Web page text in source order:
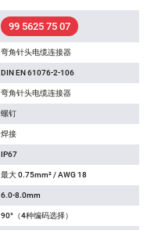
99 5625 75 07
弯角针头电缆连接器
DIN EN 61076-2-106
弯角针头电缆连接器
螺钉
焊接
IP67
最大 0.75mm² / AWG 18
6.0-8.0mm
90°（4种编码选择）